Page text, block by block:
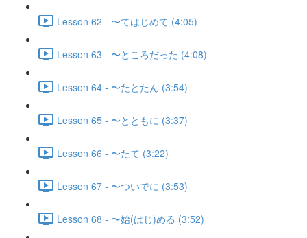
Lesson 62 - 〜てはじめて (4:05)
Lesson 63 - 〜ところだった (4:08)
Lesson 64 - 〜たとたん (3:54)
Lesson 65 - 〜とともに (3:37)
Lesson 66 - 〜たて (3:22)
Lesson 67 - 〜ついでに (3:53)
Lesson 68 - 〜始(はじ)める (3:52)